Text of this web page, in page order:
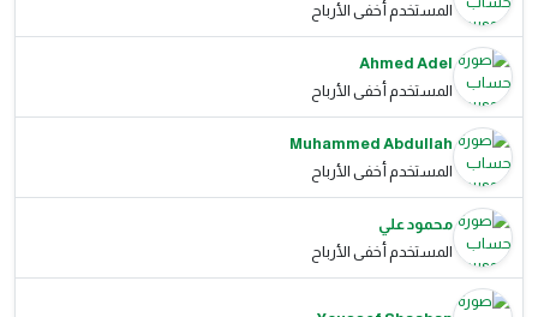
المستخدم أخفى الأرباح
Ahmed Adel
المستخدم أخفى الأرباح
Muhammed Abdullah
المستخدم أخفى الأرباح
محمود علي
المستخدم أخفى الأرباح